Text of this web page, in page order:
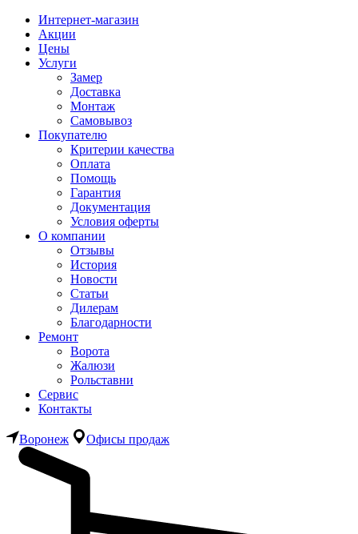
Интернет-магазин
Акции
Цены
Услуги
Замер
Доставка
Монтаж
Самовывоз
Покупателю
Критерии качества
Оплата
Помощь
Гарантия
Документация
Условия оферты
О компании
Отзывы
История
Новости
Статьи
Дилерам
Благодарности
Ремонт
Ворота
Жалюзи
Рольставни
Сервис
Контакты
Воронеж Офисы продаж